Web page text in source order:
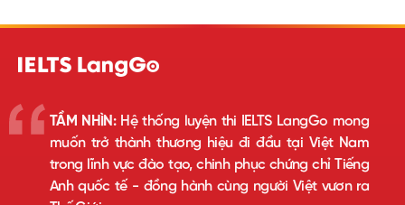
TẦM NHÌN:Hệ thống luyện thi IELTS LangGo mong
muốn trở thành thương hiệu đi đầu tại Việt Nam
trong lĩnh vực đào tạo, chinh phục chứng chỉ Tiếng
Anh quốc tế - đồng hành cùng người Việt vươn ra